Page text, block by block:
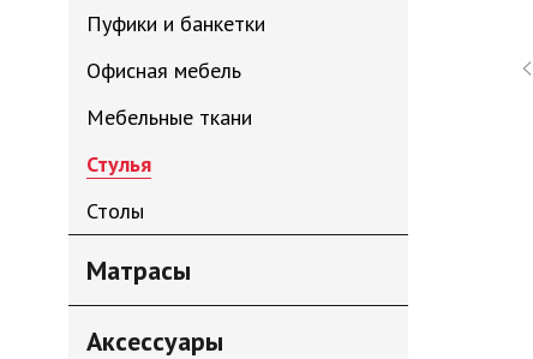
Пуфики и банкетки
Офисная мебель
Мебельные ткани
Стулья
Столы
Матрасы
Аксессуары